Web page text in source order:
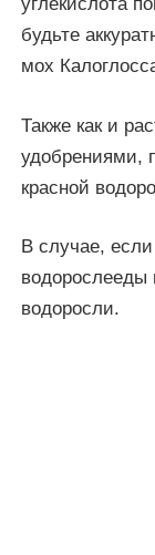
будьте
мох
Также как и
удобрениями,
красной
В случае,
водорослееды
водоросли.